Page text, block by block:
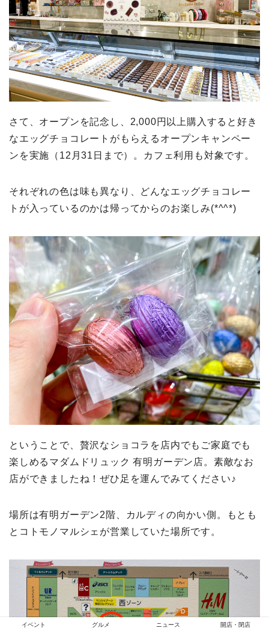
さて、オープンを記念し、2,000円以上購入すると好き
なエッグチョコレートがもらえるオープンキャンペー
ンを実施（12月31日まで）。カフェ利用も対象です。
それぞれの色は味も異なり、どんなエッグチョコレー
トが入っているのかは帰ってからのお楽しみ(*^^*)
ということで、贅沢なショコラを店内でもご家庭でも
楽しめるマダムドリュック 有明ガーデン店。素敵なお
店ができましたね！ぜひ足を運んでみてください♪
場所は有明ガーデン2階、カルディの向かい側。もとも
とコトモノマルシェが営業していた場所です。
イベント グルメ ニュース 開店・閉店